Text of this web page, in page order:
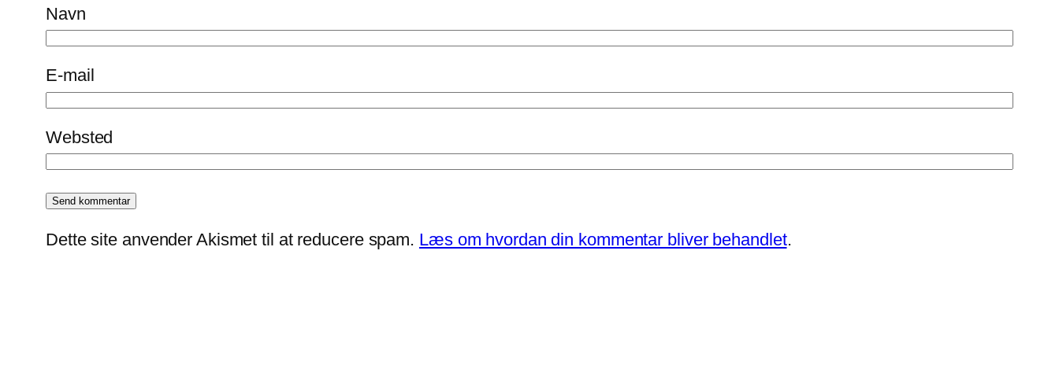
Navn
E-mail
Websted
Dette site anvender Akismet til at reducere spam. Læs om hvordan din kommentar bliver behandlet.